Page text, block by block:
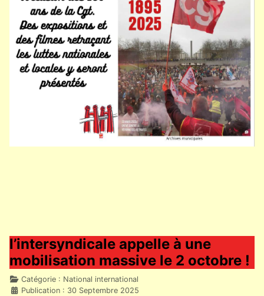
l’intersyndicale appelle à une
mobilisation massive le 2 octobre !
DétailsCatégorie : National international
Publication : 30 Septembre 2025